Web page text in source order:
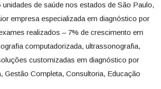
de saúde nos estados de São Paulo,
empresa especializada em diagnóstico por
realizados – 7% de crescimento em
computadorizada, ultrassonografia,
customizadas em diagnóstico por
Completa, Consultoria, Educação